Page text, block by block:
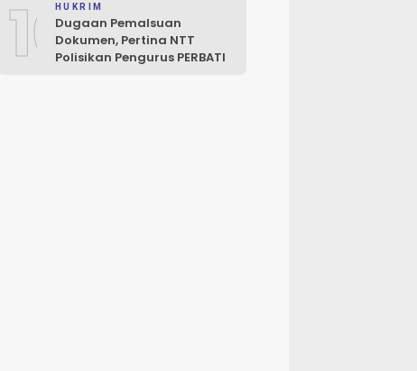
10HUKRIM
Dugaan Pemalsuan
Dokumen, Pertina NTT
Polisikan Pengurus PERBATI